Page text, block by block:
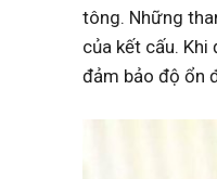
tông. Những
của kết cấu.
đảm bảo độ ổn